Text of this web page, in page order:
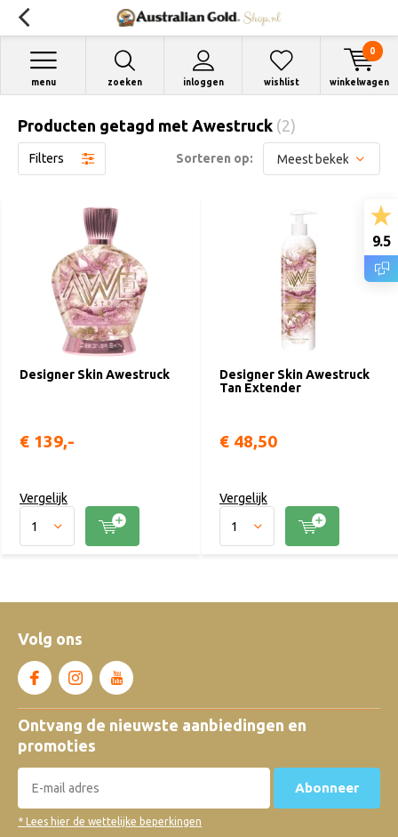
zoeken inloggen
menu wishlist winkelwagen
0
Producten getagd met Awestruck (2)
Filters Sorteren op:
Designer Skin Awestruck
€ 139,-
Vergelijk
Designer Skin Awestruck
Tan Extender
€ 48,50
Vergelijk
Volg ons
Ontvang de nieuwste aanbiedingen en
promoties
Abonneer
* Lees hier de wettelijke beperkingen
9.5